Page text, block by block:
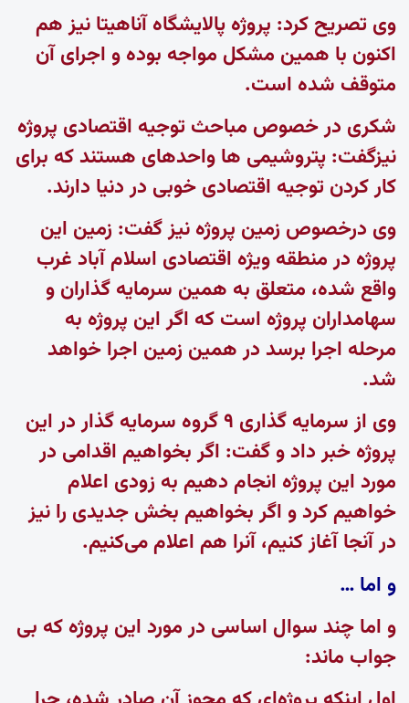
وی تصریح کرد: پروژه پالایشگاه آناهیتا نیز هم
اکنون با همین مشکل مواجه بوده و اجرای آن
متوقف شده است.
شکری در خصوص مباحث توجیه اقتصادی پروژه
نیزگفت: پتروشیمی ها واحدهای هستند که برای
کار کردن توجیه اقتصادی خوبی در دنیا دارند.
وی درخصوص زمین پروژه نیز گفت: زمین این
پروژه در منطقه ویژه اقتصادی اسلام آباد غرب
واقع شده، متعلق به همین سرمایه گذاران و
سهامداران پروژه است که اگر این پروژه به
مرحله اجرا برسد در همین زمین اجرا خواهد
شد.
وی از سرمایه گذاری ۹ گروه سرمایه گذار در این
پروژه خبر داد و گفت: اگر بخواهیم اقدامی در
مورد این پروژه انجام دهیم به زودی اعلام
خواهیم کرد و اگر بخواهیم بخش جدیدی را نیز
در آنجا آغاز کنیم، آنرا هم اعلام می‌کنیم.
و اما …
و اما چند سوال اساسی در مورد این پروژه که بی
جواب ماند: